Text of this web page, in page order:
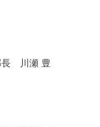
長 川瀬 豊